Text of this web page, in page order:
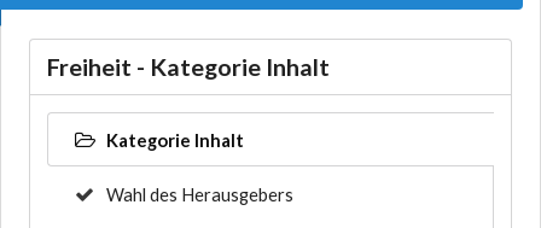
Freiheit - Kategorie Inhalt
Kategorie Inhalt
Wahl des Herausgebers